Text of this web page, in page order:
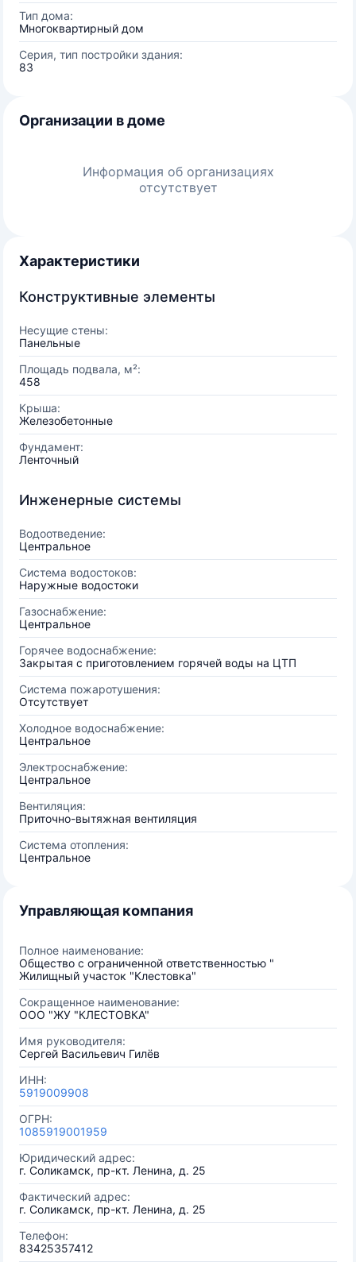
Тип дома:
Многоквартирный дом
Серия, тип постройки здания:
83
Организации в доме
Информация об организациях
отсутствует
Характеристики
Конструктивные элементы
Несущие стены:
Панельные
Площадь подвала, м²:
458
Крыша:
Железобетонные
Фундамент:
Ленточный
Инженерные системы
Водоотведение:
Центральное
Система водостоков:
Наружные водостоки
Газоснабжение:
Центральное
Горячее водоснабжение:
Закрытая с приготовлением горячей воды на ЦТП
Система пожаротушения:
Отсутствует
Холодное водоснабжение:
Центральное
Электроснабжение:
Центральное
Вентиляция:
Приточно-вытяжная вентиляция
Система отопления:
Центральное
Управляющая компания
Полное наименование:
Общество с ограниченной ответственностью "
Жилищный участок "Клестовка"
Сокращенное наименование:
ООО "ЖУ "КЛЕСТОВКА"
Имя руководителя:
Сергей Васильевич Гилёв
ИНН:
5919009908
ОГРН:
1085919001959
Юридический адрес:
г. Соликамск, пр-кт. Ленина, д. 25
Фактический адрес:
г. Соликамск, пр-кт. Ленина, д. 25
Телефон:
83425357412